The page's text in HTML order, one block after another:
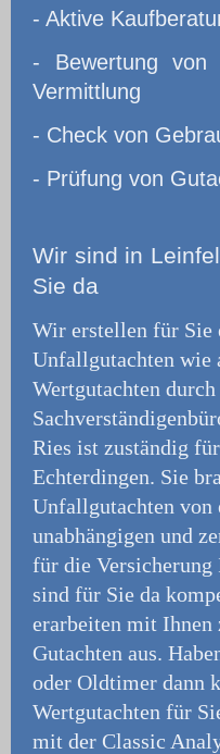
- Aktive
- Bewertung von
Vermittlung
- Check von
- Prüfung von
Wir sind in
Sie da
Wir erstellen für Sie
Unfallgutachten wie
Wertgutachten durch
Ries ist zuständig
Echterdingen. Sie
Unfallgutachten von
unabhängigen und
für die
sind für Sie da
erarbeiten mit Ihnen
Gutachten aus.
oder Oldtimer dann
Wertgutachten für
mit der Classic